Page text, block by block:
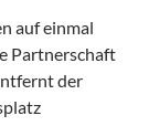
auf einmal
Partnerschaft
der